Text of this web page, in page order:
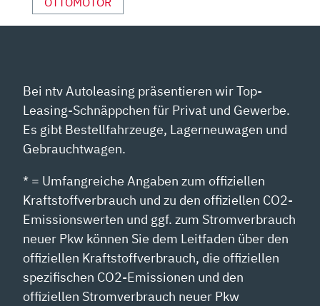
Bei ntv Autoleasing präsentieren wir Top-
Leasing-Schnäppchen für Privat und Gewerbe.
Es gibt Bestellfahrzeuge, Lagerneuwagen und
Gebrauchtwagen.
* = Umfangreiche Angaben zum offiziellen
Kraftstoffverbrauch und zu den offiziellen CO2-
Emissionswerten und ggf. zum Stromverbrauch
neuer Pkw können Sie dem Leitfaden über den
offiziellen Kraftstoffverbrauch, die offiziellen
spezifischen CO2-Emissionen und den
offiziellen Stromverbrauch neuer Pkw